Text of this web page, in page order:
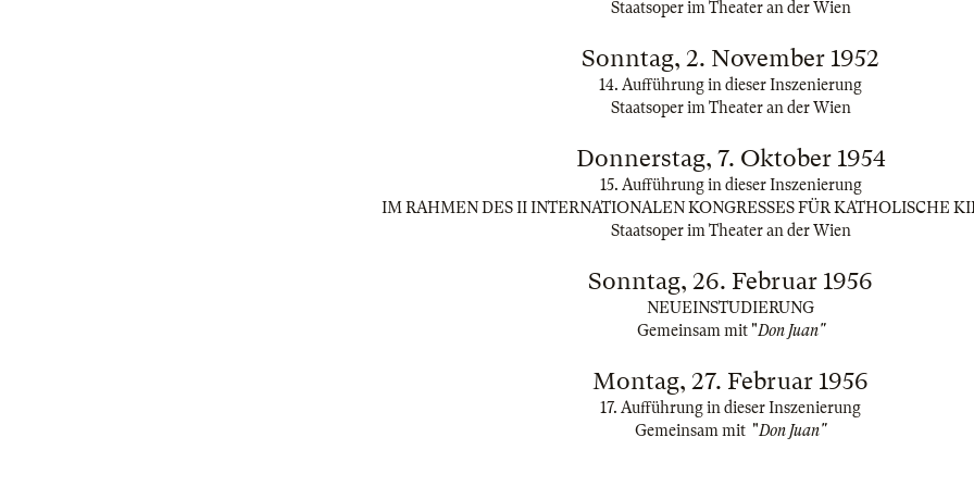
Staatsoper im Theater an der Wien
Sonntag, 2. November 1952
14. Aufführung in dieser Inszenierung
Staatsoper im Theater an der Wien
Donnerstag, 7. Oktober 1954
15. Aufführung in dieser Inszenierung
IM RAHMEN DES II INTERNATIONALEN KONGRESSES FÜR KATHOLISCHE
Staatsoper im Theater an der Wien
Sonntag, 26. Februar 1956
NEUEINSTUDIERUNG
Gemeinsam mit "Don Juan"
Montag, 27. Februar 1956
17. Aufführung in dieser Inszenierung
Gemeinsam mit "Don Juan"